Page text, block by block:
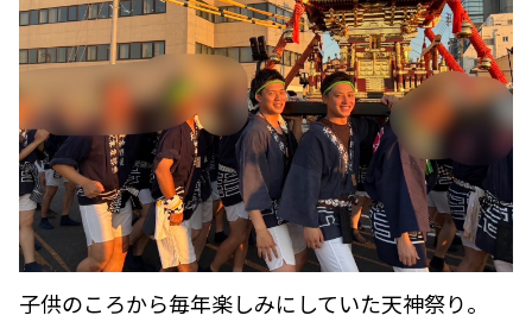
子供のころから毎年楽しみにしていた天神祭り。